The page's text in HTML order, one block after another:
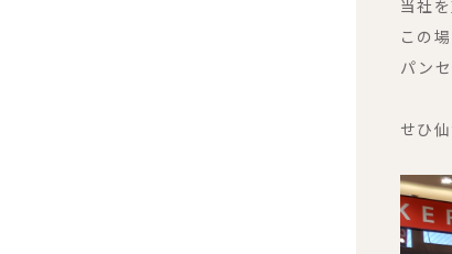
当社
この
パン
せひ